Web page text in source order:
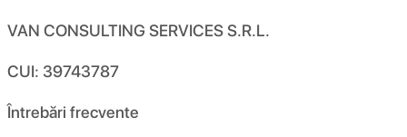
VAN CONSULTING SERVICES S.R.L.
CUI: 39743787
Întrebări frecvente